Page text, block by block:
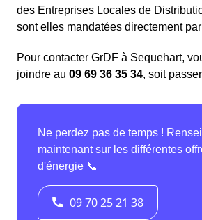
des Entreprises Locales de
sont elles mandatées directement
Pour contacter GrDF à Sequehart,
joindre au 09 69 36 35 34, soit